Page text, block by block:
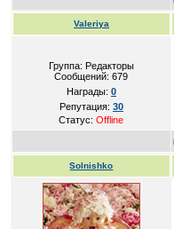
Valeriya
Группа: Редакторы
Сообщений:679
Награды: 0
Репутация: 30
Статус:Offline
Solnishko